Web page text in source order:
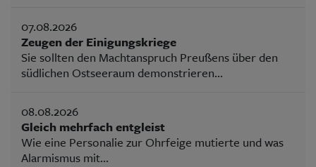
07.08.2026
Zeugen der Einigungskriege
Sie sollten den Machtanspruch Preußens über den
südlichen Ostseeraum demonstrieren...
08.08.2026
Gleich mehrfach entgleist
Wie eine Personalie zur Ohrfeige mutierte und was
Alarmismus mit...